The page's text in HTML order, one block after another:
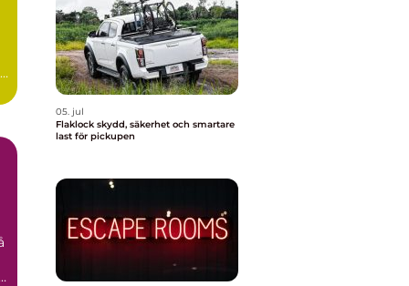
05. jul
Flaklock skydd, säkerhet och smartare
last för pickupen